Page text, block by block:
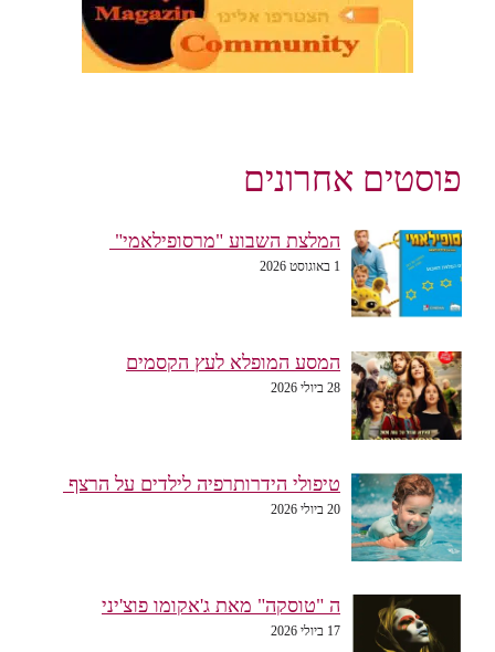
פוסטים אחרונים
המלצת השבוע "מרסופילאמי"
1 באוגוסט 2026
המסע המופלא לעץ הקסמים
28 ביולי 2026
טיפולי הידרותרפיה לילדים על הרצף
20 ביולי 2026
ה "טוסקה" מאת ג'אקומו פוצ'יני